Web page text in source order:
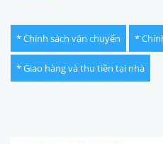
* Chính sách vận chuyển *
* Giao hàng và thu tiền tại nhà